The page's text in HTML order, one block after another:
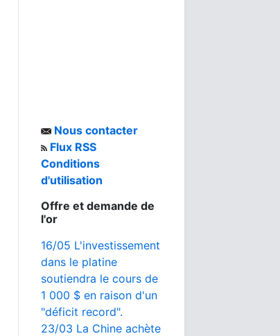
Nous contacter
Flux RSS
Conditions
d'utilisation
Offre et demande de
l'or
16/05 L'investissement
dans le platine
soutiendra le cours de
1 000 $ en raison d'un
"déficit record".
23/03 La Chine achète